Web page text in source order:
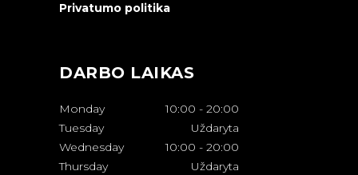
Privatumo politika
DARBO LAIKAS
Monday 10:00 - 20:00
Tuesday
Uždaryta
Wednesday
10:00 - 20:00
Thursday
Uždaryta